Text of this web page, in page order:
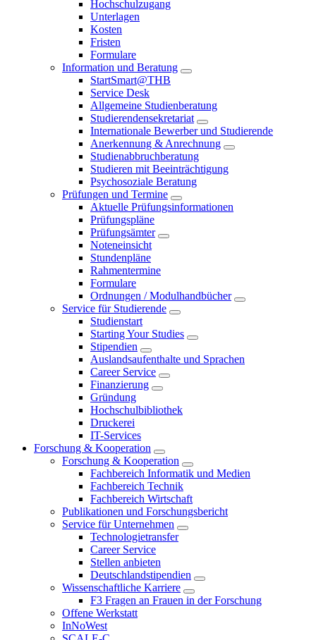
Hochschulzugang
Unterlagen
Kosten
Fristen
Formulare
Information und Beratung
StartSmart@THB
Service Desk
Allgemeine Studienberatung
Studierendensekretariat
Internationale Bewerber und Studierende
Anerkennung & Anrechnung
Studienabbruchberatung
Studieren mit Beeinträchtigung
Psychosoziale Beratung
Prüfungen und Termine
Aktuelle Prüfungsinformationen
Prüfungspläne
Prüfungsämter
Noteneinsicht
Stundenpläne
Rahmentermine
Formulare
Ordnungen / Modulhandbücher
Service für Studierende
Studienstart
Starting Your Studies
Stipendien
Auslandsaufenthalte und Sprachen
Career Service
Finanzierung
Gründung
Hochschulbibliothek
Druckerei
IT-Services
Forschung & Kooperation
Forschung & Kooperation
Fachbereich Informatik und Medien
Fachbereich Technik
Fachbereich Wirtschaft
Publikationen und Forschungsbericht
Service für Unternehmen
Technologietransfer
Career Service
Stellen anbieten
Deutschlandstipendien
Wissenschaftliche Karriere
F3 Fragen an Frauen in der Forschung
Offene Werkstatt
InNoWest